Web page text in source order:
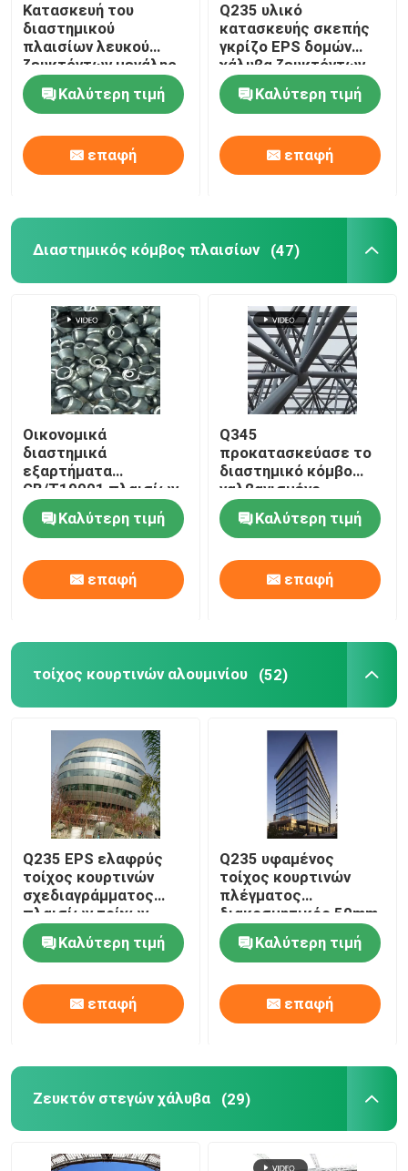
Κατασκευή του
διαστημικού
πλαισίων λευκού
ζευκτόντων μεγάλης
έκτασης ικανότητας
ζευκτόντων
κάμπτοντας
Καλύτερη τιμή
επαφή
Q235 υλικό
κατασκευής σκεπής
γκρίζο EPS δομών
χάλυβα ζευκτόντων
για το εσωτερικό
θεματικό πάρκο
νερού
Καλύτερη τιμή
επαφή
Διαστημικός κόμβος πλαισίων (47)
Οικονομικά
διαστημικά
εξαρτήματα
GB/T19001 πλαισίων
ζευκτόντων κοινά
άσπρα διαστημικά
Καλύτερη τιμή
επαφή
Q345
προκατασκεύασε το
διαστημικό κόμβο
γαλβανισμένο
σύνδεση ΜΒ πλαισίων
Καλύτερη τιμή
επαφή
τοίχος κουρτινών αλουμινίου (52)
Q235 EPS ελαφρύς
τοίχος κουρτινών
σχεδιαγράμματος
πλαισίων τοίχων
κουρτινών αλουμινίου
50mmΚαλύτερη τιμή
επαφή
Q235 υφαμένος
τοίχος κουρτινών
πλέγματος
διακοσμητικός 50mm
για τα υψηλά κτήρια
ανόδουΚαλύτερη τιμή
επαφή
Ζευκτόν στεγών χάλυβα (29)